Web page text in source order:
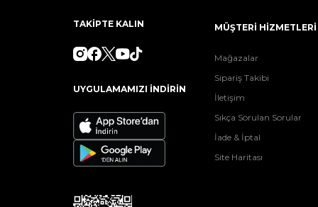
TAKİPTE KALIN
UYGULAMAMIZI İNDİRİN
MÜŞTERİ HİZMETLERİ
Mağazalar
Sipariş Takibi
İletişim
Sıkça Sorulan Sorular
İade & İptal
Site Haritası